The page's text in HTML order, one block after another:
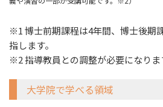
※1 博士前期課程は4年間、博士後期
指します。
※2 指導教員との調整が必要になりま
大学院で学べる領域